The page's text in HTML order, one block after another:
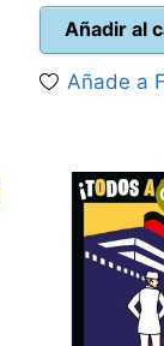
es:
Añadir al
Añade a